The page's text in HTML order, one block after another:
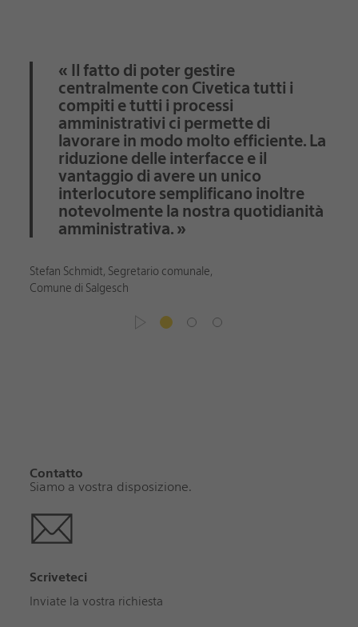
« Il fatto di poter gestire
centralmente con Civetica tutti i
compiti e tutti i processi
amministrativi ci permette di
lavorare in modo molto efficiente. La
riduzione delle interfacce e il
vantaggio di avere un unico
interlocutore semplificano inoltre
notevolmente la nostra quotidianità
amministrativa. »
Stefan Schmidt, Segretario comunale,
Comune di Salgesch
Contatto
Siamo a vostra disposizione.
Scriveteci
Inviate la vostra richiesta